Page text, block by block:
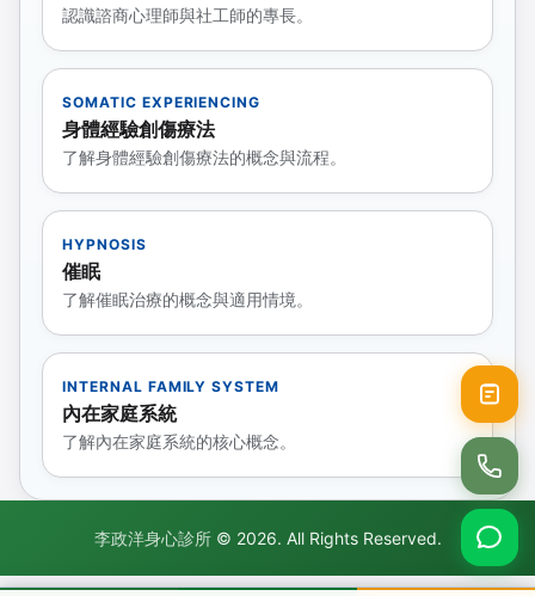
認識諮商心理師與社工師的專長。
SOMATIC EXPERIENCING
身體經驗創傷療法
了解身體經驗創傷療法的概念與流程。
HYPNOSIS
催眠
了解催眠治療的概念與適用情境。
INTERNAL FAMILY SYSTEM
內在家庭系統
了解內在家庭系統的核心概念。
李政洋身心診所© 2026. All Rights Reserved.